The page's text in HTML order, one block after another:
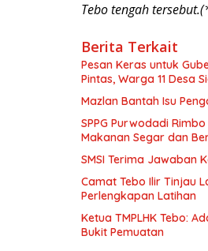
Tebo tengah
Berita Terkait
Pesan Keras untuk
Pintas, Warga 11 Desa
Mazlan Bantah Isu
SPPG Purwodadi
Makanan Segar dan
SMSI Terima Jawaban
Camat Tebo Ilir Tinjau
Perlengkapan Latihan
Ketua TMPLHK Tebo:
Bukit Pemuatan